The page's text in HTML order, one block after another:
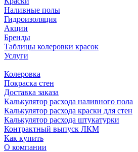
Наливные полы
Гидроизоляция
Акции
Бренды
Таблицы колеровки красок
Услуги
Колеровка
Покраска стен
Доставка заказа
Калькулятор расхода наливного пола
Калькулятор расхода краски для стен
Калькулятор расхода штукатурки
Контрактный выпуск ЛКМ
Как купить
О компании